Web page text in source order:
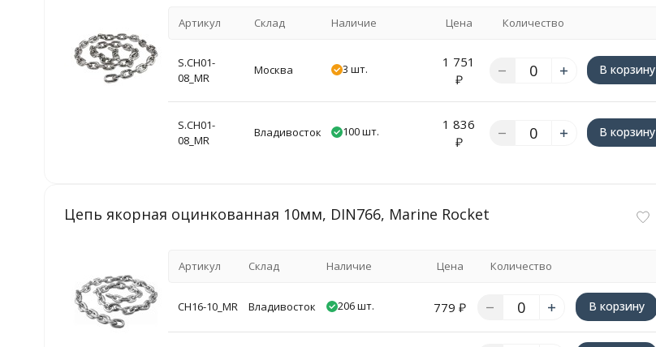
Артикул Склад Наличие Цена Количество
S.CH01-
08_MR
Москва 3 шт.
1 751
₽
В корзину
S.CH01-
08_MR
Владивосток 100 шт.
1 836
₽
В корзину
Цепь якорная оцинкованная 10мм, DIN766, Marine Rocket
Артикул Склад Наличие Цена Количество
CH16-10_MR Владивосток 206 шт. 779 ₽ В корзину